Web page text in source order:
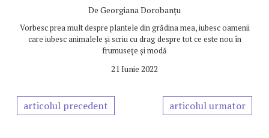
De Georgiana Dorobanțu
Vorbesc prea mult despre plantele din grădina mea, iubesc oamenii
care iubesc animalele și scriu cu drag despre tot ce este nou în
frumusețe și modă
21 Iunie 2022
articolul precedent articolul urmator